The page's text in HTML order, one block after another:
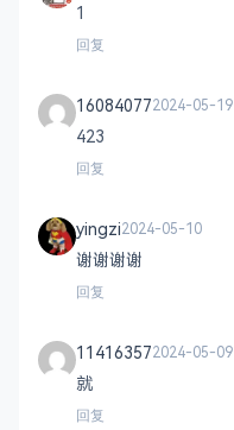
1
回复
160840772024-05-19
423
回复
yingzi2024-05-10
谢谢谢谢
回复
114163572024-05-09
就
回复